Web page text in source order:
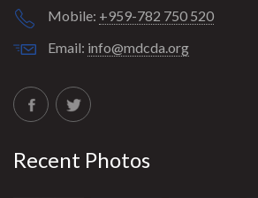
Mobile: +959-782 750 520
Email: info@mdcda.org
Recent Photos